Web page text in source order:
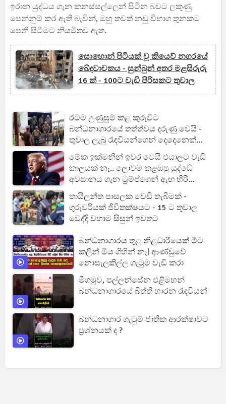
ඉරාන යුද්ධය ගැන කනස්සල්ලෙන් සිටින බවට ලකුණු
පෙන්නුම් කර ඇති බැවින්, ඔහු තවත් නඩු විභාග තුනකට
පෙනී සිටීමට නියමිතව ඇත.
සොහොන් පිටියක් වූ කියෙව් නගර‍යේ
ඛේදවාචකය - සුන්බුන් අතර මළසිරුරු
16 ක් - 100ට වැඩි පිරිසකට තුවාල
රටම උණුසුම් කළ කුරුවිට
බන්ධනාගාරයේ තත්ත්වය දරුණු වෙයි -
තුවාල ලැබු රැඳවියන්ගෙන් දෙදෙනෙක්
ජීවිතක්ෂයට [UPDATE]
මේක ඉක්මනින් ඉවර වෙයි එයාලට වැඩි
කාලයක් නෑ.. ලොවම කළඹපු යුද්ධේ
අවසානය ගැන ට්‍රම්ප්ගෙන් ඇඟ හිරි
වැටෙන ප්‍රකාශයක්
තායිලන්ත පාසලක වෙඩි තැබීමක් -
ගුරුවරියක් ජීවිතක්ෂයට - 15 ට තුවාල
වෙද්දි වහාම සිසුන් ඉවතට
බන්ධනාගාරය තුළ නිළධාරියෙක් මීට
කලින් මිය ගිහින් නෑ| ආණ්ඩුවේ
නොසැලකිල්ල ගැටුම වැඩි කරා
මීගමුව, පල්ලන්සේන එළිමහන්
බන්ධනාගාරයේ බිත්ති හාරන රැඳවියන්
බන්ධනාගාර ගැටුම් ජාතික ආරක්ෂාවට
ප්‍රශ්නයක් ද ?